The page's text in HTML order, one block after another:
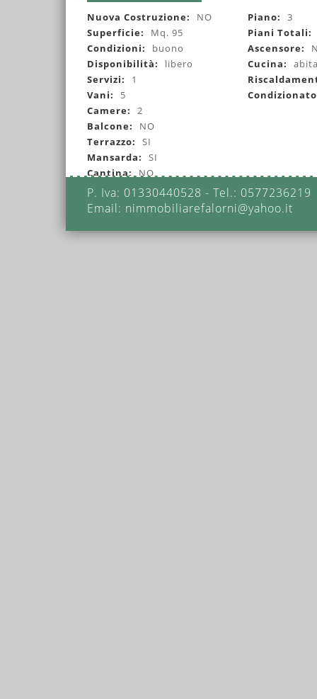
Nuova Costruzione:
NO
Superficie:
Mq. 95
Condizioni:
buono
Disponibilità:
libero
Servizi:
1
Vani:
5
Camere:
2
Balcone:
NO
Terrazzo:
SI
Mansarda:
SI
Cantina: NO
Piano:
3
Piani Totali:
Ascensore:
Cucina:
P. Iva: 01330440528 - Tel.: 0577236219
Email: nimmobiliarefalorni@yahoo.it